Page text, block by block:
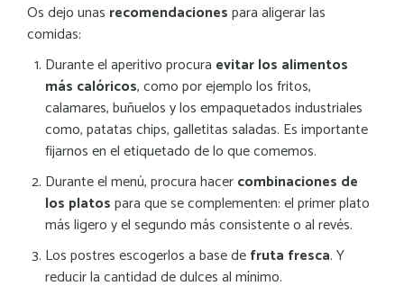
Os dejo unas recomendacionespara aligerar las
comidas:
Durante el aperitivo procura evitar los alimentos
más calóricos, como por ejemplo los fritos,
calamares, buñuelos y los empaquetados industriales
como, patatas chips, galletitas saladas. Es importante
fijarnos en el etiquetado de lo que comemos.
Durante el menú, procura hacercombinaciones de
los platospara que se complementen: el primer plato
más ligero y el segundo más consistente o al revés.
Los postres escogerlos a base defruta fresca. Y
reducir la cantidad de dulces al mínimo.